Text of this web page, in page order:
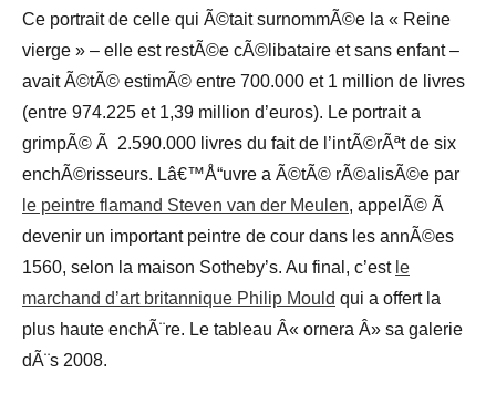
Ce portrait de celle qui Ã©tait surnommÃ©e la « Reine
vierge » – elle est restÃ©e cÃ©libataire et sans enfant –
avait Ã©tÃ© estimÃ© entre 700.000 et 1 million de livres
(entre 974.225 et 1,39 million d’euros). Le portrait a
grimpÃ© Ã 2.590.000 livres du fait de l’intÃ©rÃªt de six
enchÃ©risseurs. Lâ€™Å“uvre a Ã©tÃ© rÃ©alisÃ©e par
le peintre flamand Steven van der Meulen, appelÃ© Ã
devenir un important peintre de cour dans les annÃ©es
1560, selon la maison Sotheby’s. Au final, c’est le
marchand d’art britannique Philip Mould qui a offert la
plus haute enchÃ¨re. Le tableau Â« ornera Â» sa galerie
dÃ¨s 2008.